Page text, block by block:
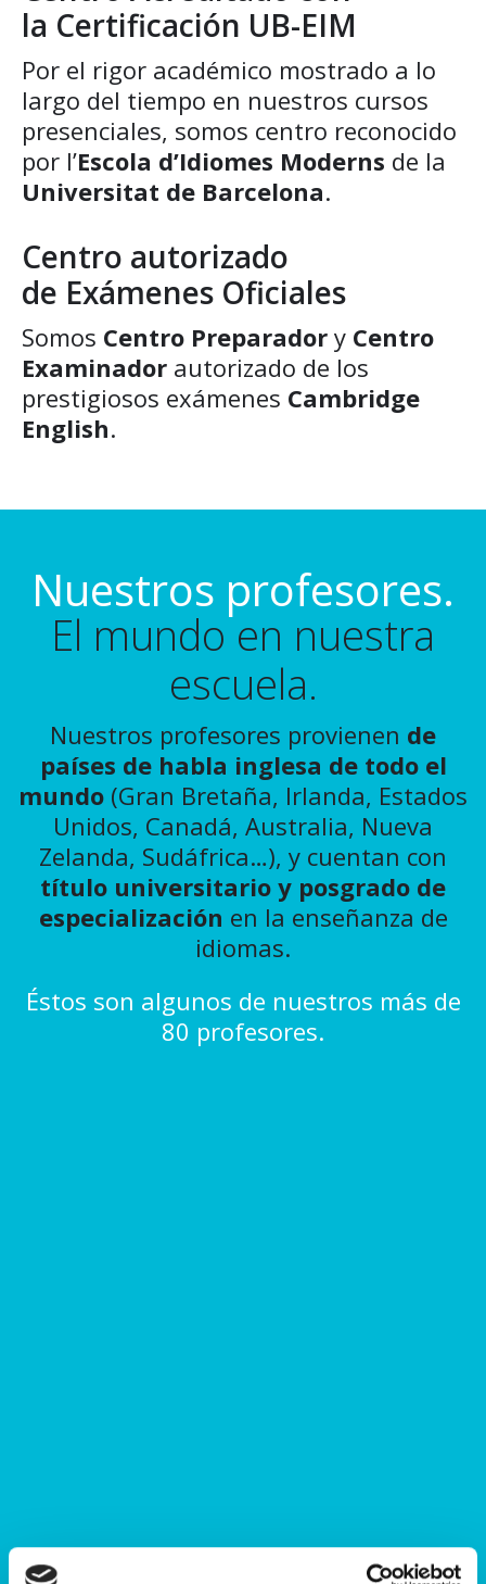
la Certificación UB-EIM
Por el rigor académico mostrado a lo
largo del tiempo en nuestros cursos
presenciales, somos centro reconocido
por l’Escola d’Idiomes Moderns de la
Universitat de Barcelona.
Centro autorizado
de Exámenes Oficiales
Somos Centro Preparador y Centro
Examinador autorizado de los
prestigiosos exámenes Cambridge
English.
Nuestros profesores.
El mundo en nuestra
escuela.
Nuestros profesores provienen de
países de habla inglesa de todo el
mundo (Gran Bretaña, Irlanda, Estados
Unidos, Canadá, Australia, Nueva
Zelanda, Sudáfrica…), y cuentan con
título universitario y posgrado de
especialización en la enseñanza de
idiomas.
Éstos son algunos de nuestros más de
80 profesores.